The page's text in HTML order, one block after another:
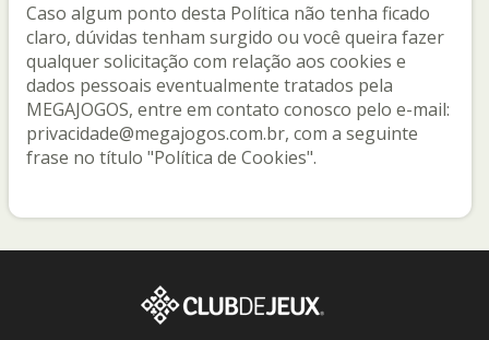
Caso algum ponto desta Política não tenha ficado
claro, dúvidas tenham surgido ou você queira fazer
qualquer solicitação com relação aos cookies e
dados pessoais eventualmente tratados pela
MEGAJOGOS, entre em contato conosco pelo e-mail:
privacidade@megajogos.com.br, com a seguinte
frase no título "Política de Cookies".